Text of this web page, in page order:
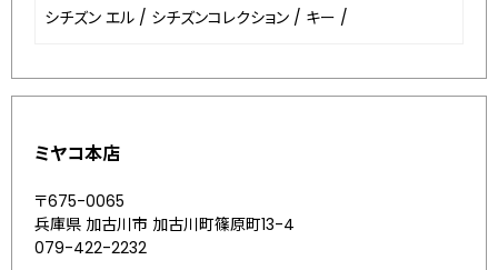
シチズン エル / シチズンコレクション / キー /
ミヤコ本店
〒675-0065
兵庫県 加古川市 加古川町篠原町13-4
079-422-2232